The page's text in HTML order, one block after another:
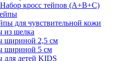
Набор кросс тейпов (А+B+C)
для чувствительной кожи
из шелка
шириной 2,5 см
шириной 5 см
для детей KIDS